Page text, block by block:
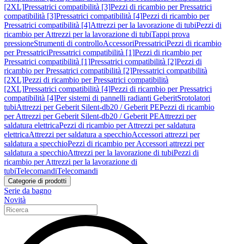
[2XL]Pressatrici compatibilità [3]Pezzi di ricambio per Pressatrici
compatibilità [3]Pressatrici compatibilità [4]Pezzi di ricambio per
Pressatrici compatibilità [4]Attrezzi per la lavorazione di tubiPezzi di
ricambio per Attrezzi per la lavorazione di tubiTappi prova
pressioneStrumenti di controlloAccessoriPressatriciPezzi di ricambio
per PressatriciPressatrici compatibilità [1]Pezzi di ricambio per
Pressatrici compatibilità [1]Pressatrici compatibilità [2]Pezzi di
ricambio per Pressatrici compatibilità [2]Pressatrici compatibilità
[2XL]Pezzi di ricambio per Pressatrici compatibilità
[2XL]Pressatrici compatibilità [4]Pezzi di ricambio per Pressatrici
compatibilità [4]Per sistemi di pannelli radianti GeberitSrotolatori
tubiAttrezzi per Geberit Silent-db20 / Geberit PEPezzi di ricambio
per Attrezzi per Geberit Silent-db20 / Geberit PEAttrezzi per
saldatura elettricaPezzi di ricambio per Attrezzi per saldatura
elettricaAttrezzi per saldatura a specchioAccessori attrezzi per
saldatura a specchioPezzi di ricambio per Accessori attrezzi per
saldatura a specchioAttrezzi per la lavorazione di tubiPezzi di
ricambio per Attrezzi per la lavorazione di
tubiTelecomandiTelecomandi
Categorie di prodotti
Serie da bagno
Novità